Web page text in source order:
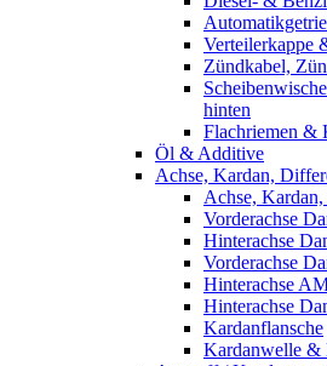
Verteilerkappe
Zündkabel,
hinten
Flachriemen &
Öl & Additive
Achse, Kardan,
Achse,
Vorderachse
Hinterachse
Vorderachse
Hinterachse
Hinterachse
Kardanflansche
Kardanwelle &